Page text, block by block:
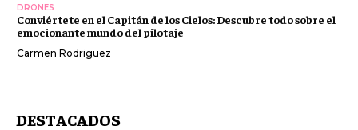
DRONES
Conviértete en el Capitán de los Cielos: Descubre todo sobre el
emocionante mundo del pilotaje
Carmen Rodriguez
DESTACADOS